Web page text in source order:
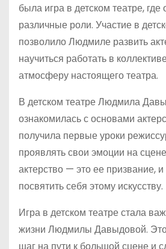
была игра в детском театре,
различные роли. Участие в
позволило Людмиле развить
научиться работать в
атмосферу настоящего театра.
В детском театре Людмила
ознакомилась с основами
получила первые уроки
проявлять свои эмоции на
актерство — это ее призвание,
посвятить себя этому искусству.
Игра в детском театре стала
жизни Людмилы Давыдовой.